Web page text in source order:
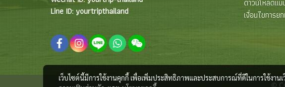
Line ID: yourtripthailand
ดาวน์โหลดแ
เงื่อนไขการย
©
เว็บไซต์นี้มีการใช้งานคุกกี้ เพื่อเพิ่มประสิทธิภาพและประสบการณ์ที่ดีในการใช้งาน